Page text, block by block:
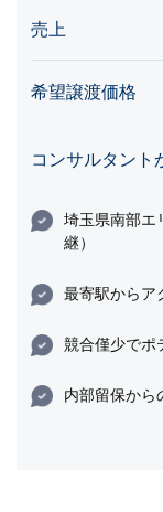
売上
希望譲渡価格
コンサルタント
埼玉県南部エ
継）
最寄駅からア
競合僅少でポ
内部留保から